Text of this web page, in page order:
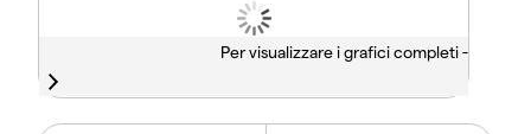
Per visualizzare i grafici completi -